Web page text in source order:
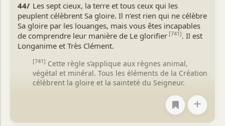
44/ Les sept cieux, la terre et tous ceux qui les
peuplent célèbrent Sa gloire. Il n’est rien qui ne célèbre
Sa gloire par les louanges, mais vous êtes incapables
de comprendre leur manière de Le glorifier [741]. Il est
Longanime et Très Clément.
[741] Cette règle s’applique aux règnes animal,
végétal et minéral. Tous les éléments de la Création
célèbrent la gloire et la sainteté du Seigneur.
+